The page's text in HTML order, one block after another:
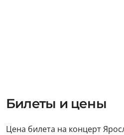
Билеты и цены
Цена билета на концерт